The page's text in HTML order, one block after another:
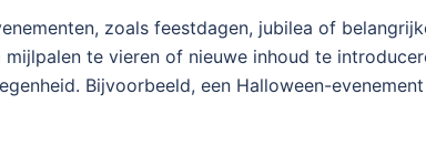
zoals feestdagen, jubilea of
te vieren of nieuwe inhoud te
Bijvoorbeeld, een Halloween-evenement